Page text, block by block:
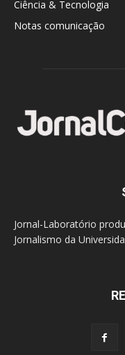
Ciência & Tecnologia
Notas comunicação
Jornal-Laboratório
Jornalismo da